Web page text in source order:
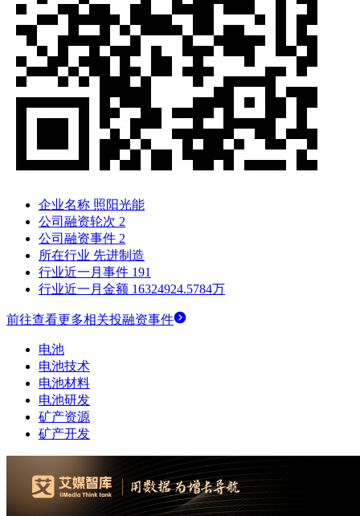
企业名称 照阳光能
公司融资轮次 2
公司融资事件 2
所在行业 先进制造
行业近一月事件 191
行业近一月金额 16324924.5784万
前往查看更多相关投融资事件
电池
电池技术
电池材料
电池研发
矿产资源
矿产开发